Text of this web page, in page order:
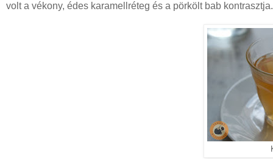
volt a vékony, édes karamellréteg és a pörkölt bab kontrasztja.